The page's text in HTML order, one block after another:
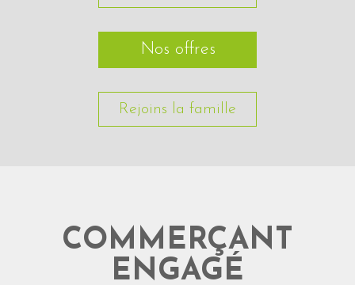
Nos offres
Rejoins la famille
COMMERÇANT
ENGAGÉ